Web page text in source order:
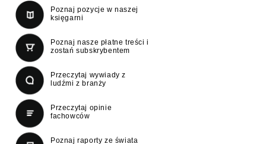
Poznaj pozycje w naszej
księgarni
Poznaj nasze płatne treści i
zostań subskrybentem
Przeczytaj wywiady z
ludźmi z branży
Przeczytaj opinie
fachowców
Poznaj raporty ze świata